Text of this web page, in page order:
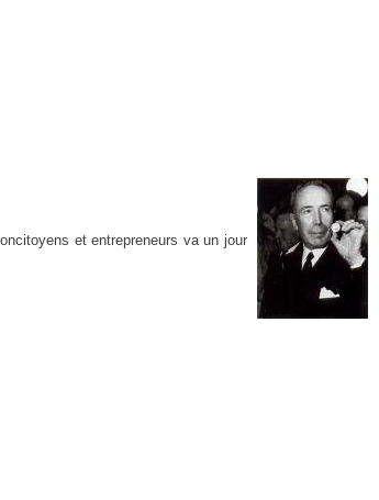
et entrepreneurs va un jour